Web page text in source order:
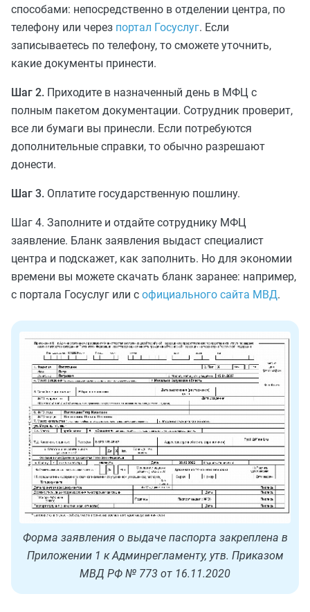
способами: непосредственно в отделении центра, по
телефону или через портал Госуслуг. Если
записываетесь по телефону, то сможете уточнить,
какие документы принести.
Шаг 2. Приходите в назначенный день в МФЦ с
полным пакетом документации. Сотрудник проверит,
все ли бумаги вы принесли. Если потребуются
дополнительные справки, то обычно разрешают
донести.
Шаг 3. Оплатите государственную пошлину.
Шаг 4. Заполните и отдайте сотруднику МФЦ
заявление. Бланк заявления выдаст специалист
центра и подскажет, как заполнить. Но для экономии
времени вы можете скачать бланк заранее: например,
с портала Госуслуг или с официального сайта МВД.
Форма заявления о выдаче паспорта закреплена в
Приложении 1 к Админрегламенту, утв. Приказом
МВД РФ № 773 от 16.11.2020